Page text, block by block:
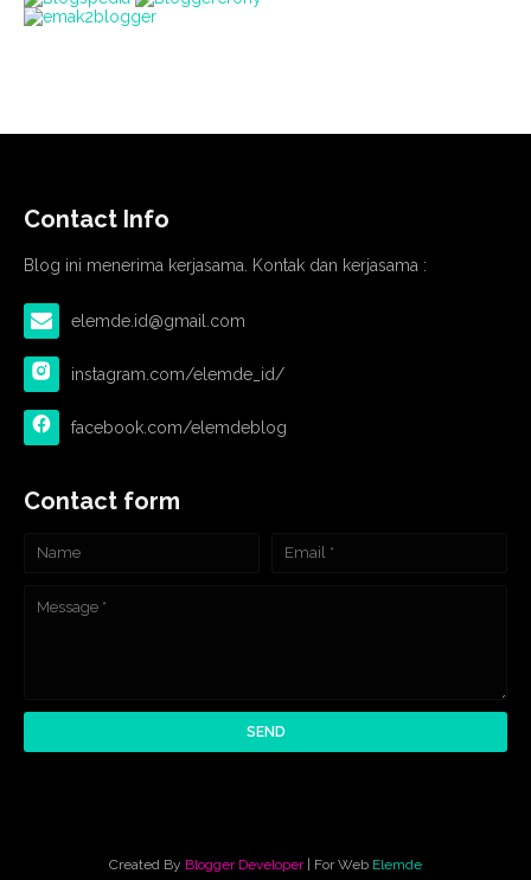
Contact Info
Blog ini menerima kerjasama. Kontak dan kerjasama :
elemde.id@gmail.com
instagram.com/elemde_id/
facebook.com/elemdeblog
Contact form
Created By Blogger Developer| For Web Elemde